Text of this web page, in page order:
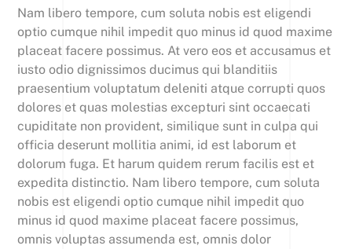
Nam libero tempore, cum soluta nobis est eligendi
optio cumque nihil impedit quo minus id quod maxime
placeat facere possimus. At vero eos et accusamus et
iusto odio dignissimos ducimus qui blanditiis
praesentium voluptatum deleniti atque corrupti quos
dolores et quas molestias excepturi sint occaecati
cupiditate non provident, similique sunt in culpa qui
officia deserunt mollitia animi, id est laborum et
dolorum fuga. Et harum quidem rerum facilis est et
expedita distinctio. Nam libero tempore, cum soluta
nobis est eligendi optio cumque nihil impedit quo
minus id quod maxime placeat facere possimus,
omnis voluptas assumenda est, omnis dolor